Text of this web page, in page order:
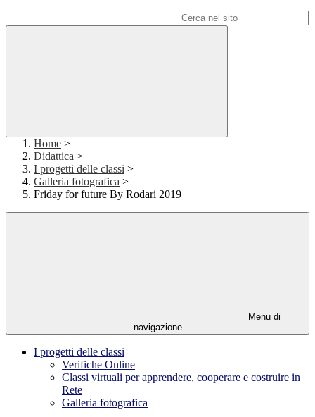
Home >
Didattica >
I progetti delle classi >
Galleria fotografica >
Friday for future By Rodari 2019
Menu di
navigazione
I progetti delle classi
Verifiche Online
Classi virtuali per apprendere, cooperare e costruire in
Rete
Galleria fotografica